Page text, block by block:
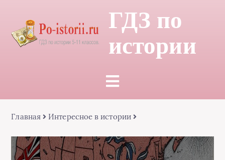
ГДЗ по
истории
Главная Интересное в истории